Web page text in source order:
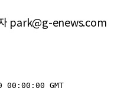
park@g-enews.com